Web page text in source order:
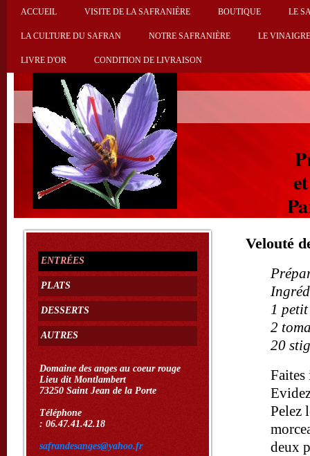
ACCUEIL VISITE DE LA SAFRANIÈRE BOUTIQUE LE
LA CULTURE DU SAFRAN NOTRE SAFRANIÈRE LE
LIVRE D'OR CONDITION DE LIVRAISON
ENTRÉES
PLATS
DESSERTS
AUTRES
Domaine des anges au coeur rouge
Lieu dit Montlambert
73250 Saint Jean de la Porte
Téléphone
: 06.47.41.42.18
safrandesanges@yahoo.fr
Velouté
1
2
20
Faites
Pelez
deux